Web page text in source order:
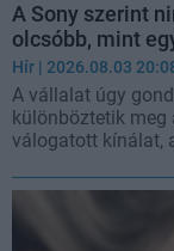
A Sony szerint
olcsóbb, mint
Hír | 2026.08.03
A vállalat úgy
különböztetik meg
válogatott kínálat,